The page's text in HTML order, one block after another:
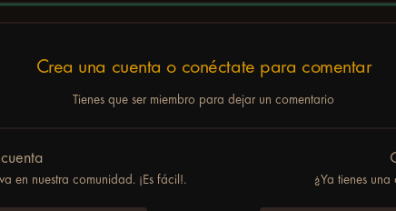
Crea una cuenta o conéctate para comentar
Tienes que ser miembro para dejar un comentario
en nuestra comunidad. ¡Es fácil!. ¿Ya tienes